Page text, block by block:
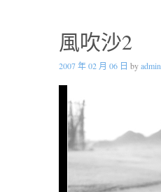
風吹沙2
2007 年 02 月 06 日 byadmin